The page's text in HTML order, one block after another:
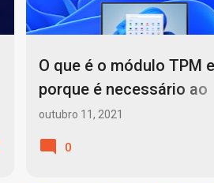
O que é o módulo TPM e
porque é necessário ao
Windows 11?
outubro 11, 2021
0